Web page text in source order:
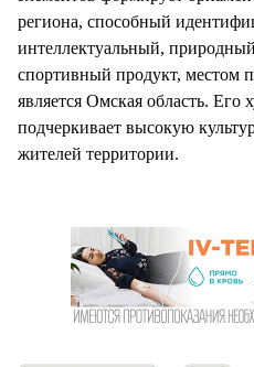
региона, способный
интеллектуальный,
спортивный продукт, местом
является Омская область. Его
подчеркивает высокую
жителей территории.